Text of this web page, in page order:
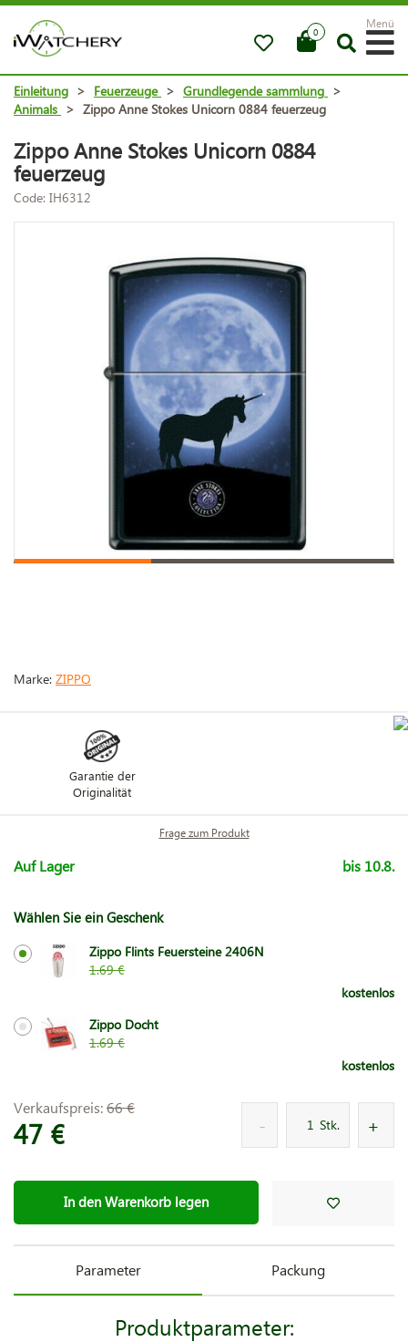
0
Menü
Einleitung > Feuerzeuge > Grundlegende sammlung >
Animals > Zippo Anne Stokes Unicorn 0884 feuerzeug
Zippo Anne Stokes Unicorn 0884
feuerzeug
Code: IH6312
Marke: ZIPPO
Garantie der
Originalität
Frage zum Produkt
Auf Lager bis 10.8.
Wählen Sie ein Geschenk
Zippo Flints Feuersteine 2406N
1.69 €
kostenlos
Zippo Docht
1.69 €
kostenlos
Verkaufspreis:66 €
47 € Stk.
In den Warenkorb legen
Parameter Packung
Produktparameter: